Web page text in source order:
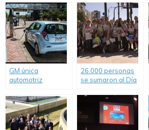
a todo el país con
el programa
«Guardianes de la
Educación»
estudio a
instituciones
técnicas de la
mano de PSA
Peugeot Citroën
Argentina.
GM única
automotriz
incluida en el Índice
Dow Jones de
Sustentabilidad
26.000 personas
se sumaron al Día
Responsable en
todo el país